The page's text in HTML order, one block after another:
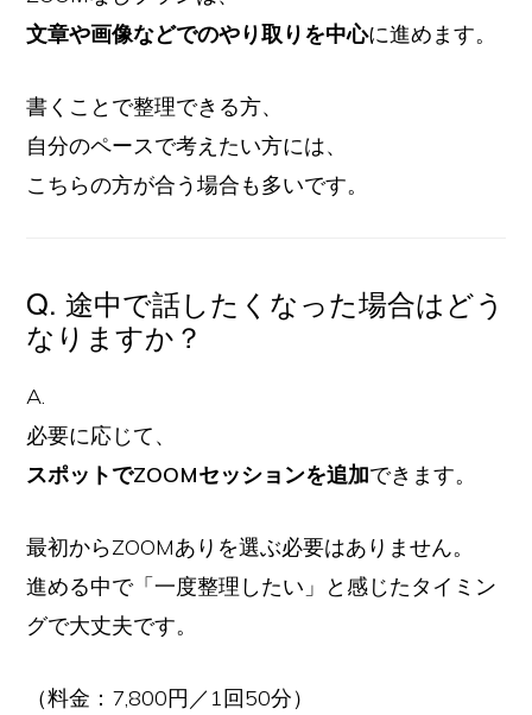
文章や画像などでのやり取りを中心に進めます。
書くことで整理できる方、
自分のペースで考えたい方には、
こちらの方が合う場合も多いです。
Q. 途中で話したくなった場合はどう
なりますか？
A.
必要に応じて、
スポットでZOOMセッションを追加できます。
最初からZOOMありを選ぶ必要はありません。
進める中で「一度整理したい」と感じたタイミン
グで大丈夫です。
（料金：7,800円／1回50分）